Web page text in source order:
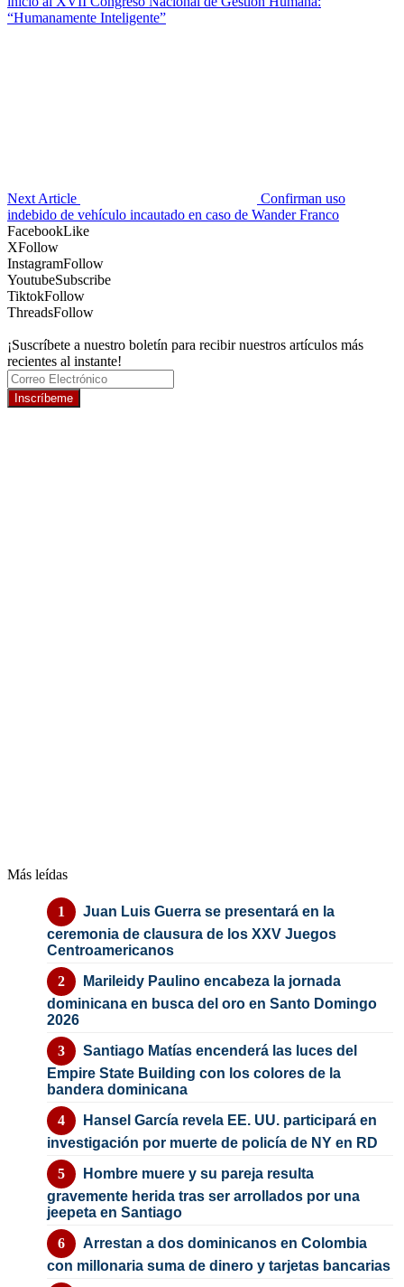
“Humanamente Inteligente”
Next Article
Confirman uso
indebido de vehículo incautado en caso de Wander Franco
FacebookLike
XFollow
InstagramFollow
YoutubeSubscribe
TiktokFollow
ThreadsFollow
¡Suscríbete a nuestro boletín para recibir nuestros artículos más
recientes al instante!
Inscríbeme
Más leídas
Juan Luis Guerra se presentará en la
ceremonia de clausura de los XXV Juegos
Centroamericanos
Marileidy Paulino encabeza la jornada
dominicana en busca del oro en Santo Domingo
2026
Santiago Matías encenderá las luces del
Empire State Building con los colores de la
bandera dominicana
Hansel García revela EE. UU. participará en
investigación por muerte de policía de NY en RD
Hombre muere y su pareja resulta
gravemente herida tras ser arrollados por una
jeepeta en Santiago
Arrestan a dos dominicanos en Colombia
con millonaria suma de dinero y tarjetas bancarias